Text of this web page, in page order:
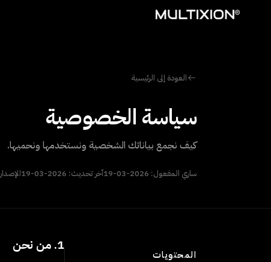
العودة إلى الرئيسية
سياسة الخصوصية
كيف نجمع بياناتك الشخصية ونستخدمها ونحميها.
ساري المفعول: 2026-03-19 آخر تحديث: 2026-03-19 الإصدار
المحتويات
1. من نحن